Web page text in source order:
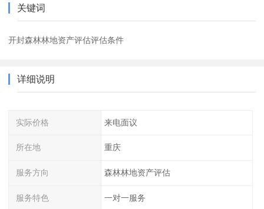
关键词
开封森林林地资产评估评估条件
详细说明
实际价格 来电面议
所在地 重庆
服务方向 森林林地资产评估
服务特色 一对一服务